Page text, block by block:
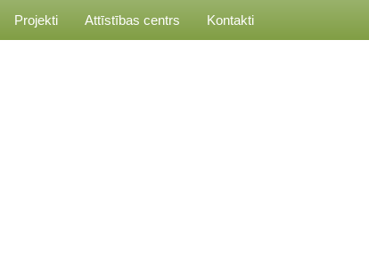
Projekti Attīstības centrs Kontakti